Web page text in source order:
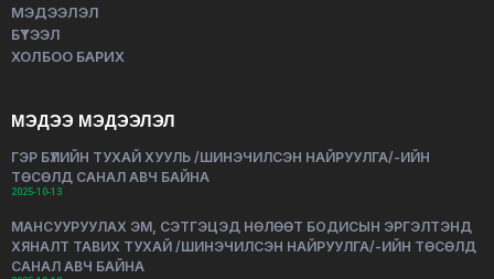
МЭДЭЭЛЭЛ
БҮТЭЭЛ
ХОЛБОО БАРИХ
МЭДЭЭ МЭДЭЭЛЭЛ
ГЭР БҮЛИЙН ТУХАЙ ХУУЛЬ /ШИНЭЧИЛСЭН НАЙРУУЛГА/-ИЙН
ТӨСӨЛД САНАЛ АВЧ БАЙНА
2025-10-13
МАНСУУРУУЛАХ ЭМ, СЭТГЭЦЭД НӨЛӨӨТ БОДИСЫН ЭРГЭЛТЭНД
ХЯНАЛТ ТАВИХ ТУХАЙ /ШИНЭЧИЛСЭН НАЙРУУЛГА/-ИЙН ТӨСӨЛД
САНАЛ АВЧ БАЙНА